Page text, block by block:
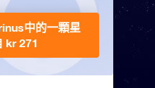
中的一顆星
kr 271